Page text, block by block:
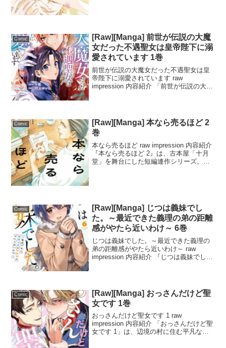
Comic
[Raw][Manga] 前世が伝説の大魔
女だった不遇聖女は皇帝陛下に溺
愛されています 1巻
前世が伝説の大魔女だった不遇聖女は皇
帝陛下に溺愛されています raw
impression 内容紹介 「前世が伝説の大魔
両親を早く...
Comic
[Raw][Manga] 本なら売るほど 2
巻
本なら売るほど raw impression 内容紹介
『本なら売るほど 2』は、古本屋「十月
堂」を舞台にした短編連作シリーズ。第1
Comic
[Raw][Manga] じつは義妹でし
た。～最近できた義理の弟の距離
感がやたら近いわけ～ 6巻
じつは義妹でした。～最近できた義理の
弟の距離感がやたら近いわけ～ raw
impression 内容紹介 『じつは義妹でし
が漂う日...
Comic
[Raw][Manga] おっさんだけど聖
女です 1巻
おっさんだけど聖女です 1 raw
impression 内容紹介 「おっさんだけど聖
女です 1」は、辺境の村に住む平凡な男